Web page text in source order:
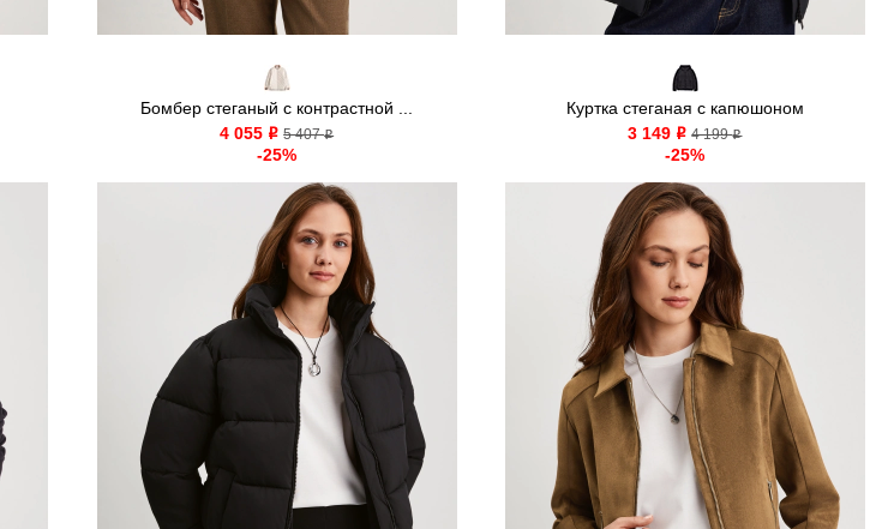
Бомбер стеганый с контрастной ...
4 055 o 5 407o
-25%
Куртка стеганая с капюшоном
3 149 o 4 199o
-25%